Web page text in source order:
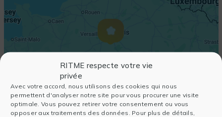
RITME respecte votre vie
privée
Avec votre accord, nous utilisons des cookies qui nous
permettent d'analyser notre site pour vous procurer une visite
optimale. Vous pouvez retirer votre consentement ou vous
opposer aux traitements des données. Pour plus de détails,